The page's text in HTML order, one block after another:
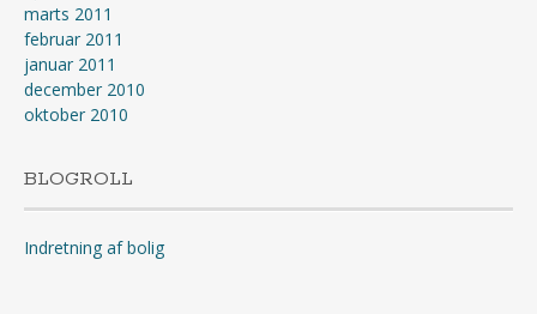
marts 2011
februar 2011
januar 2011
december 2010
oktober 2010
BLOGROLL
Indretning af bolig